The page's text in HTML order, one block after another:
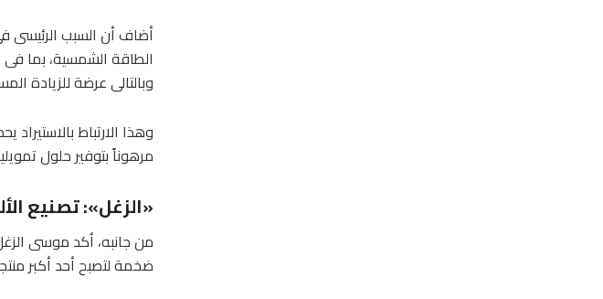
أضاف أن السبب الرئيسى
الطاقة الشمسية، بما فى
وبالتالى عرضة للزيادة
وهذا الارتباط
مرهوناً بتوفير حلول
«الزغل»: تصنيع
من جانبه، أكد موسى
ضخمة لتصبح أحد أكبر